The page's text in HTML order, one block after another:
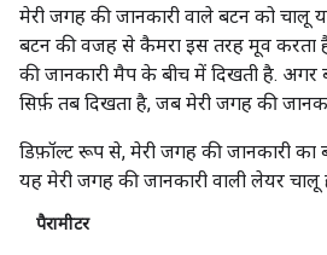
मेरी जगह की जानकारी वाले बटन को चालू
बटन की वजह से कैमरा इस तरह मूव करता
की जानकारी मैप के बीच में दिखती है. अगर
सिर्फ़ तब दिखता है, जब मेरी जगह की
डिफ़ॉल्ट रूप से, मेरी जगह की जानकारी का
यह मेरी जगह की जानकारी वाली लेयर चालू
पैरामीटर